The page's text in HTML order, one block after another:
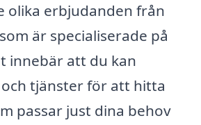
olika erbjudanden från
är specialiserade på
innebär att du kan
tjänster för att hitta
passar just dina behov